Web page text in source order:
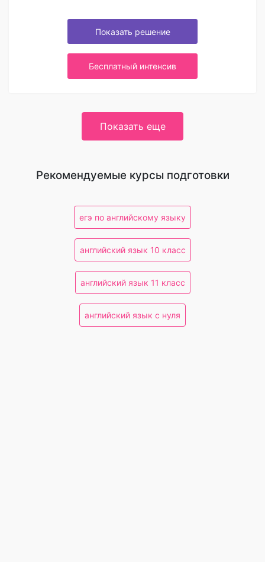
Показать решение
Бесплатный интенсив
Показать еще
Рекомендуемые курсы подготовки
егэ по английскому языку
английский язык 10 класс
английский язык 11 класс
английский язык с нуля